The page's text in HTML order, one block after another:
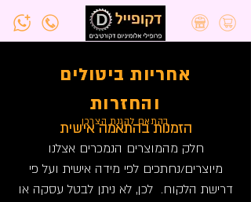
אחריות ביטולים
והחזרות
הזמנות בהתאמה אישית
חלק מהמוצרים הנמכרים אצלנו
מיוצרים/נחתכים לפי מידה אישית ועל פי
דרישת הלקוח. לכן, לא ניתן לבטל עסקה או
בהתאם להגנת הצרכן
אחריות ביטולים
והחזרות